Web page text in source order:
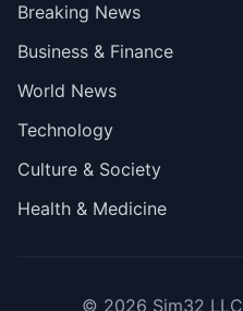
Breaking News
Business & Finance
World News
Technology
Culture & Society
Health & Medicine
© 2026 Sim32 LLC